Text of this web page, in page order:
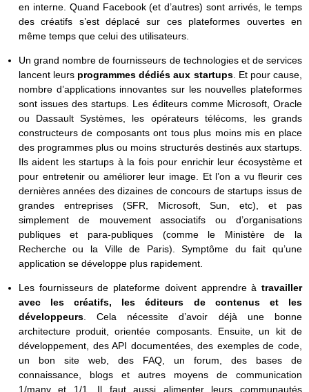
en interne. Quand Facebook (et d’autres) sont arrivés, le temps
des créatifs s’est déplacé sur ces plateformes ouvertes en
même temps que celui des utilisateurs.
Un grand nombre de fournisseurs de technologies et de services
lancent leurs programmes dédiés aux startups. Et pour cause,
nombre d’applications innovantes sur les nouvelles plateformes
sont issues des startups. Les éditeurs comme Microsoft, Oracle
ou Dassault Systèmes, les opérateurs télécoms, les grands
constructeurs de composants ont tous plus moins mis en place
des programmes plus ou moins structurés destinés aux startups.
Ils aident les startups à la fois pour enrichir leur écosystème et
pour entretenir ou améliorer leur image. Et l’on a vu fleurir ces
dernières années des dizaines de concours de startups issus de
grandes entreprises (SFR, Microsoft, Sun, etc), et pas
simplement de mouvement associatifs ou d’organisations
publiques et para-publiques (comme le Ministère de la
Recherche ou la Ville de Paris). Symptôme du fait qu’une
application se développe plus rapidement.
Les fournisseurs de plateforme doivent apprendre à travailler
avec les créatifs, les éditeurs de contenus et les
développeurs. Cela nécessite d’avoir déjà une bonne
architecture produit, orientée composants. Ensuite, un kit de
développement, des API documentées, des exemples de code,
un bon site web, des FAQ, un forum, des bases de
connaissance, blogs et autres moyens de communication
1/many et 1/1. Il faut aussi alimenter leurs communautés